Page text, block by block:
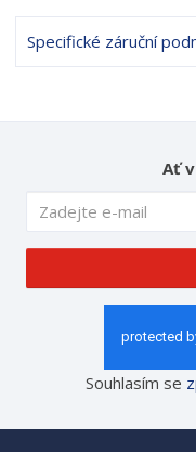
Specifické záruční
Ať
Souhlasím se